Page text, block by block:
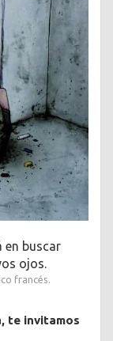
en buscar
ojos.
francés.
te invitamos